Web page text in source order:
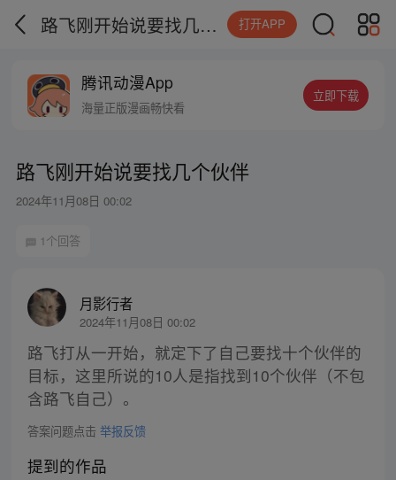
路飞刚开始说要找几个伙伴 打开APP
腾讯动漫App
海量正版漫画畅快看
立即下载
路飞刚开始说要找几个伙伴
2024年11月08日 00:02
1个回答
月影行者
2024年11月08日 00:02
路飞打从一开始，就定下了自己要找十个伙伴的
目标，这里所说的10人是指找到10个伙伴（不包
含路飞自己）。
答案问题点击 举报反馈
提到的作品